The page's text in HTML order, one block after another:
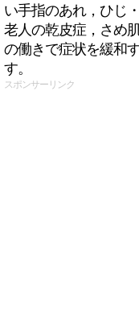
い手指のあれ，ひじ
老人の乾皮症，さめ
の働きで症状を緩和
す。
スポンサーリンク